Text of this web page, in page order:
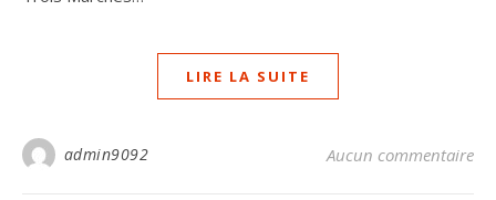
LIRE LA SUITE
admin9092 Aucun commentaire